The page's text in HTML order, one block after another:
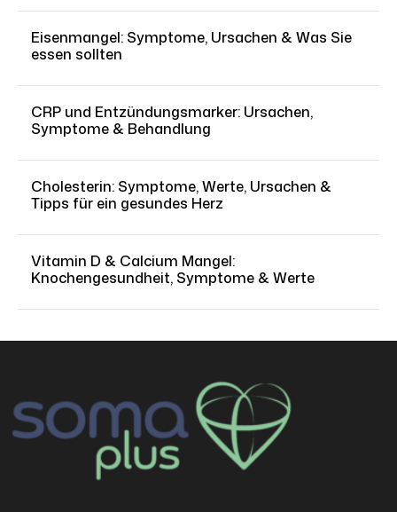
Eisenmangel: Symptome, Ursachen & Was Sie
essen sollten
CRP und Entzündungsmarker: Ursachen,
Symptome & Behandlung
Cholesterin: Symptome, Werte, Ursachen &
Tipps für ein gesundes Herz
Vitamin D & Calcium Mangel:
Knochengesundheit, Symptome & Werte